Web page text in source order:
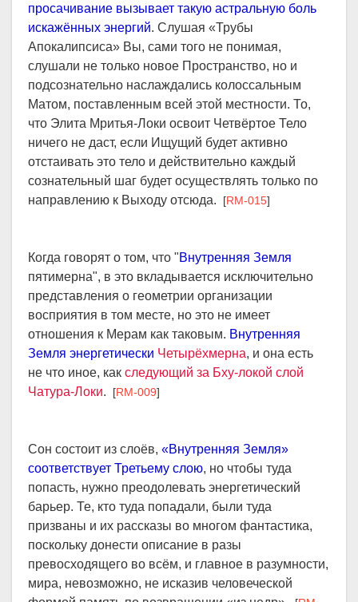
просачивание вызывает такую астральную боль
искажённых энергий. Слушая «Трубы
Апокалипсиса» Вы, сами того не понимая,
слушали не только новое Пространство, но и
подсознательно наслаждались колоссальным
Матом, поставленным всей этой местности. То,
что Элита Мритья-Локи освоит Четвёртое Тело
ничего не даст, если Ищущий будет активно
отстаивать это тело и действительно каждый
сознательный шаг будет осуществлять только по
направлению к Выходу отсюда. [RM-015]
Когда говорят о том, что "Внутренняя Земля
пятимерна", в это вкладывается исключительно
представления о геометрии организации
восприятия в том месте, но это не имеет
отношения к Мерам как таковым. Внутренняя
Земля энергетически Четырёхмерна, и она есть
не что иное, как следующий за Бху-локой слой
Чатура-Локи. [RM-009]
Сон состоит из слоёв, «Внутренняя Земля»
соответствует Третьему слою, но чтобы туда
попасть, нужно преодолевать энергетический
барьер. Те, кто туда попадали, были туда
призваны и их рассказы во многом фантастика,
поскольку донести описание в разы
превосходящего во всём, и главное в разумности,
мира, невозможно, не исказив человеческой